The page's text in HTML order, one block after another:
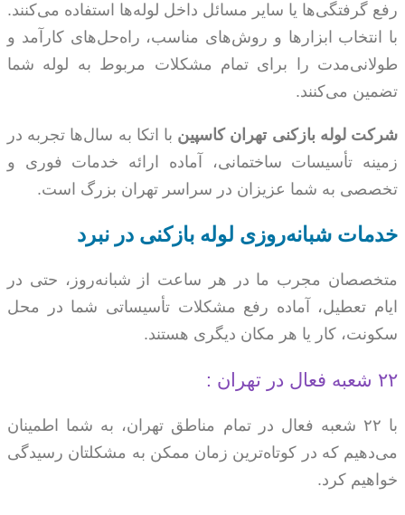
رفع گرفتگی‌ها یا سایر مسائل داخل لوله‌ها استفاده می‌کنند.
با انتخاب ابزارها و روش‌های مناسب، راه‌حل‌های کارآمد و
طولانی‌مدت را برای تمام مشکلات مربوط به لوله شما
تضمین می‌کنند.
شرکت لوله بازکنی تهران کاسپین با اتکا به سال‌ها تجربه در
زمینه تأسیسات ساختمانی، آماده ارائه خدمات فوری و
تخصصی به شما عزیزان در سراسر تهران بزرگ است.
خدمات شبانه‌روزی لوله بازکنی در نبرد
متخصصان مجرب ما در هر ساعت از شبانه‌روز، حتی در
ایام تعطیل، آماده رفع مشکلات تأسیساتی شما در محل
سکونت، کار یا هر مکان دیگری هستند.
۲۲ شعبه فعال در تهران :
با ۲۲ شعبه فعال در تمام مناطق تهران، به شما اطمینان
می‌دهیم که در کوتاه‌ترین زمان ممکن به مشکلتان رسیدگی
خواهیم کرد.